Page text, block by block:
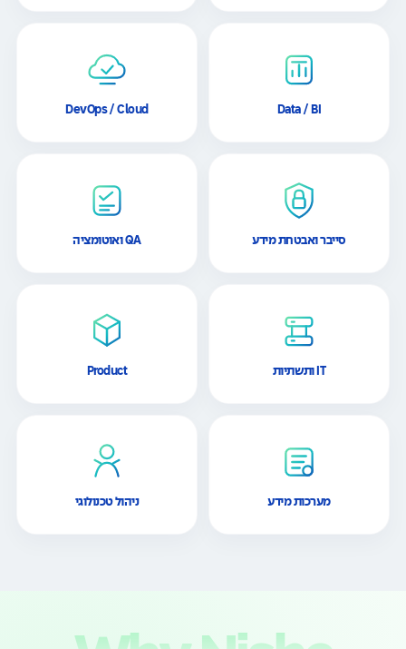
Data / BI
DevOps / Cloud
סייבר ואבטחת מידע QA ואוטומציה
Product
מערכות מידע ניהול טכנולוגי